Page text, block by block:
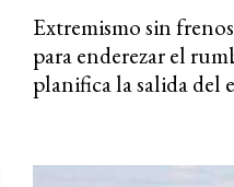
Extremismo sin
para enderezar el
planifica la salida del